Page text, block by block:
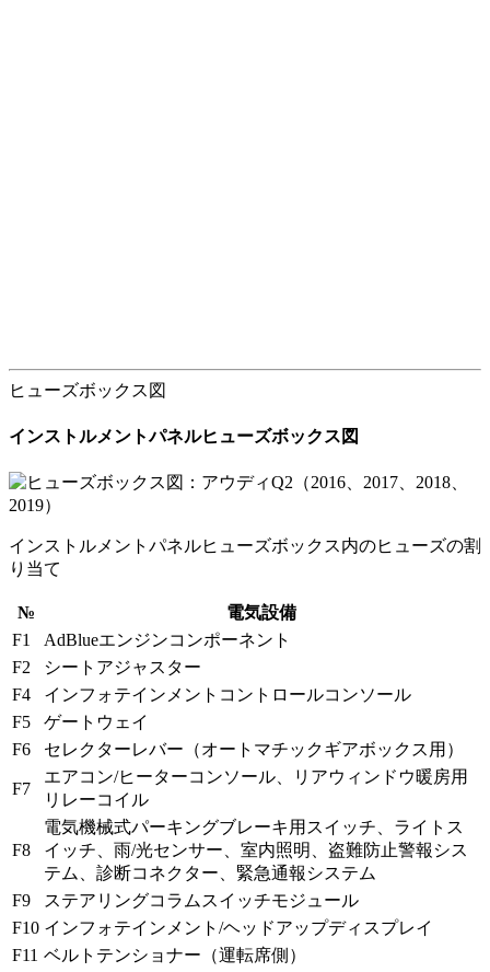
ヒューズボックス図
インストルメントパネルヒューズボックス図
インストルメントパネルヒューズボックス内のヒューズの割
り当て
№
電気設備
F1
AdBlueエンジンコンポーネント
F2
シートアジャスター
F4
インフォテインメントコントロールコンソール
F5
ゲートウェイ
F6
セレクターレバー（オートマチックギアボックス用）
F7
エアコン/ヒーターコンソール、リアウィンドウ暖房用
リレーコイル
F8
電気機械式パーキングブレーキ用スイッチ、ライトス
イッチ、雨/光センサー、室内照明、盗難防止警報シス
テム、診断コネクター、緊急通報システム
F9
ステアリングコラムスイッチモジュール
F10 インフォテインメント/ヘッドアップディスプレイ
F11 ベルトテンショナー（運転席側）